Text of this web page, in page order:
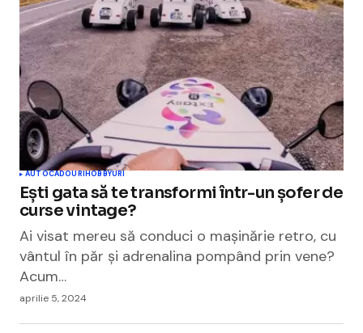
AUTOCADOURIHOBBYURI
Ești gata să te transformi într-un șofer de
curse vintage?
Ai visat mereu să conduci o mașinărie retro, cu
vântul în păr și adrenalina pompând prin vene?
Acum…
aprilie 5, 2024